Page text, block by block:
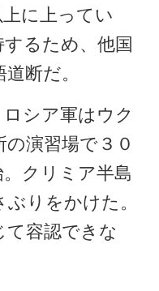
に上ってい
るため、他国
断だ。
シア軍はウク
演習場で３０
クリミア半島
りをかけた。
て容認できな